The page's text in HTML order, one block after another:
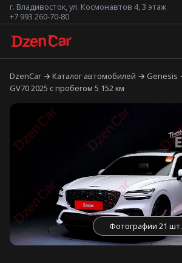
г. Владивосток, ул. Космонавтов 4, 3 этаж
+7 993 260-70-80
DzenCar Каталог автомобилей Genesis
GV70 2025 с пробегом 5 152 км
Фотографии 21 шт.